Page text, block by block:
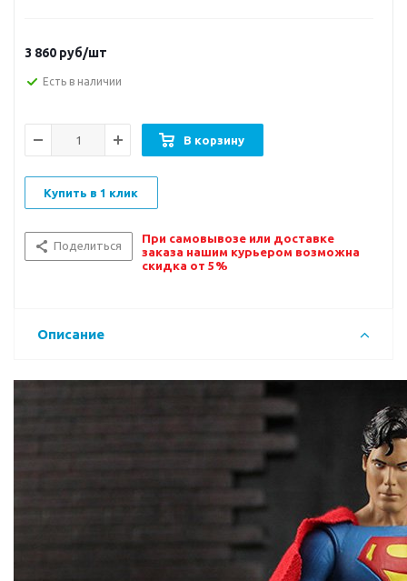
3 860 руб/шт
Есть в наличии
В корзину
Купить в 1 клик
Поделиться
При самовывозе или доставке
заказа нашим курьером возможна
скидка от 5%
Описание